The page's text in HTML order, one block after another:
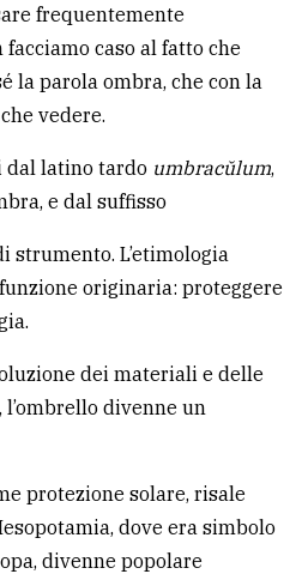
frequentemente
facciamo caso al fatto che
la parola ombra, che con la
vedere.
latino tardo umbracŭlum,
e dal suffisso
strumento. L’etimologia
originaria: proteggere
dei materiali e delle
divenne un
protezione solare, risale
dove era simbolo
divenne popolare